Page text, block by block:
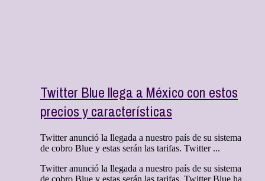
Twitter Blue llega a México con estos
precios y características
Twitter anunció la llegada a nuestro país de su sistema
de cobro Blue y estas serán las tarifas. Twitter ...
Twitter anunció la llegada a nuestro país de su sistema
de cobro Blue y estas serán las tarifas. Twitter Blue ha